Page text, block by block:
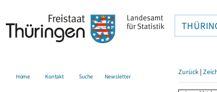
Home Kontakt Suche Newsletter Zurück |